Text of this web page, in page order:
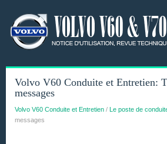
Volvo V60 Conduite et Entretien:
messages
Volvo V60 Conduite et Entretien / Le poste de
messages